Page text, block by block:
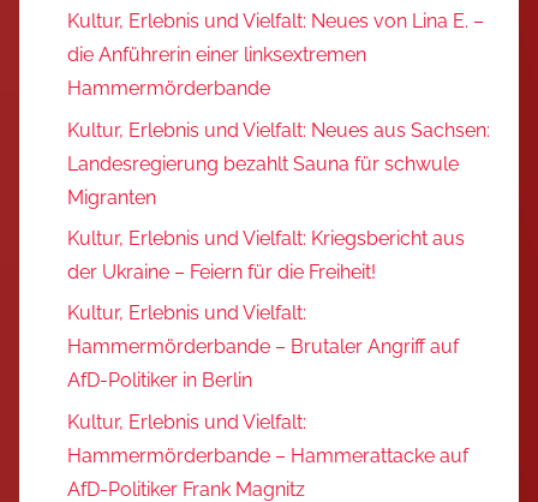
Kultur, Erlebnis und Vielfalt: Neues von Lina E. –
die Anführerin einer linksextremen
Hammermörderbande
Kultur, Erlebnis und Vielfalt: Neues aus Sachsen:
Landesregierung bezahlt Sauna für schwule
Migranten
Kultur, Erlebnis und Vielfalt: Kriegsbericht aus
der Ukraine – Feiern für die Freiheit!
Kultur, Erlebnis und Vielfalt:
Hammermörderbande – Brutaler Angriff auf
AfD-Politiker in Berlin
Kultur, Erlebnis und Vielfalt:
Hammermörderbande – Hammerattacke auf
AfD-Politiker Frank Magnitz